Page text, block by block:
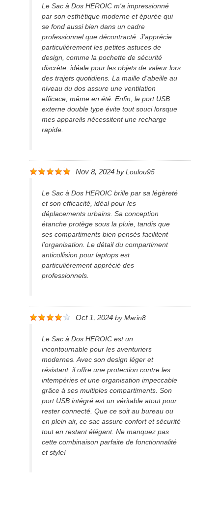
Le Sac à Dos HEROIC m'a impressionné
par son esthétique moderne et épurée qui
se fond aussi bien dans un cadre
professionnel que décontracté. J'apprécie
particulièrement les petites astuces de
design, comme la pochette de sécurité
discrète, idéale pour les objets de valeur lors
des trajets quotidiens. La maille d'abeille au
niveau du dos assure une ventilation
efficace, même en été. Enfin, le port USB
externe double type évite tout souci lorsque
mes appareils nécessitent une recharge
rapide.
Nov 8, 2024 by Loulou95
Le Sac à Dos HEROIC brille par sa légèreté
et son efficacité, idéal pour les
déplacements urbains. Sa conception
étanche protège sous la pluie, tandis que
ses compartiments bien pensés facilitent
l'organisation. Le détail du compartiment
anticollision pour laptops est
particulièrement apprécié des
professionnels.
Oct 1, 2024 by Marin8
Le Sac à Dos HEROIC est un
incontournable pour les aventuriers
modernes. Avec son design léger et
résistant, il offre une protection contre les
intempéries et une organisation impeccable
grâce à ses multiples compartiments. Son
port USB intégré est un véritable atout pour
rester connecté. Que ce soit au bureau ou
en plein air, ce sac assure confort et sécurité
tout en restant élégant. Ne manquez pas
cette combinaison parfaite de fonctionnalité
et style!